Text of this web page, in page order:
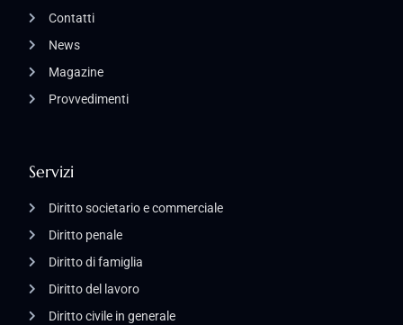
Servizi
Diritto societario e commerciale
Diritto penale
Diritto di famiglia
Diritto del lavoro
Diritto civile in generale
Contatti
News
Magazine
Provvedimenti